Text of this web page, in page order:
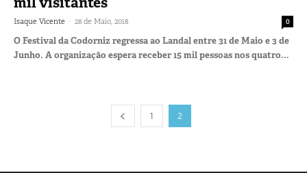
Isaque Vicente - 28 de Maio, 2018 0
O Festival da Codorniz regressa ao Landal entre 31 de Maio e 3 de
Junho. A organização espera receber 15 mil pessoas nos quatro...
1 2